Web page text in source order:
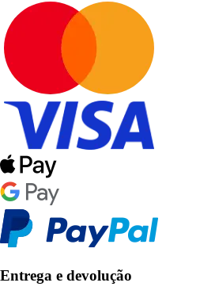
Entrega e devolução